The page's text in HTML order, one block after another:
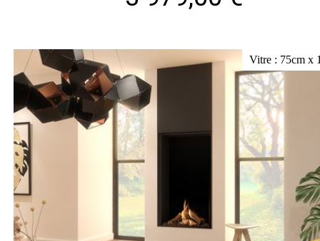
Vitre : 75cm x